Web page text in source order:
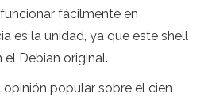
fácilmente en
es la unidad, ya que este shell
Debian original.
opinión popular sobre el cien